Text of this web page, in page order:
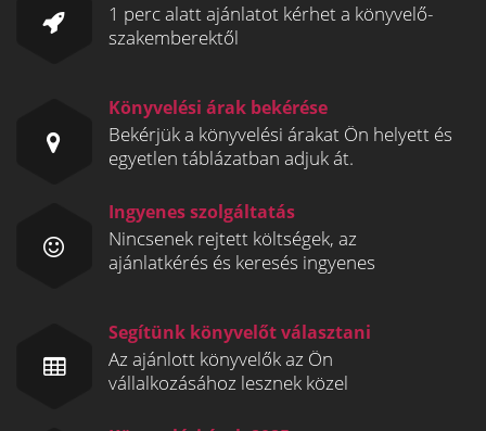
1 perc alatt ajánlatot kérhet a könyvelő-
szakemberektől
Könyvelési árak bekérése
Bekérjük a könyvelési árakat Ön helyett és
egyetlen táblázatban adjuk át.
Ingyenes szolgáltatás
Nincsenek rejtett költségek, az
ajánlatkérés és keresés ingyenes
Segítünk könyvelőt választani
Az ajánlott könyvelők az Ön
vállalkozásához lesznek közel